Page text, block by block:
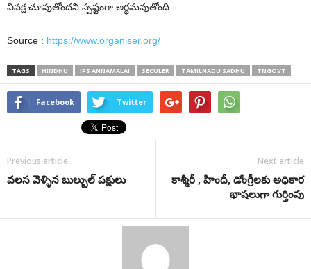
వివక్ష చూపుతోందని స్పష్టంగా అర్థమవుతోంది.
Source : https://www.organiser.org/
TAGS HINDHU IPS ANNAMALAI SECULER TAMILNADU SADHU TNGOVT
Facebook Twitter
Previous article
వలస వెళ్ళిన బుల్బుల్ పక్షులు
Next article
కాశ్మీరీ , హిందీ, డోంగ్రీలకు అధికార
భాషలుగా గుర్తింపు